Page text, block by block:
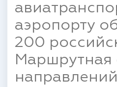
аэропорту
200
Маршрутная